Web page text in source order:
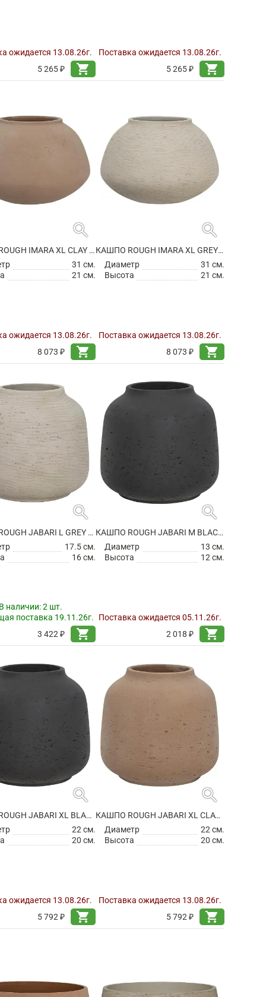
ожидается 13.08.26г.
5 265 ₽
shopping_cart
Поставка ожидается 13.08.26г.
5 265 ₽
shopping_cart
search
КАШПО ROUGH IMARA XL CLAY WASHED
31 см.
21 см.
ожидается 13.08.26г.
8 073 ₽
shopping_cart
search
КАШПО ROUGH IMARA XL GREY WASHED
Диаметр
31 см.
Высота
21 см.
Поставка ожидается 13.08.26г.
8 073 ₽
shopping_cart
search
КАШПО ROUGH JABARI L GREY WASHED
17.5 см.
16 см.
наличии:2 шт.
поставка 19.11.26г.
3 422 ₽
shopping_cart
search
КАШПО ROUGH JABARI M BLACK WASHED
Диаметр
13 см.
Высота
12 см.
Поставка ожидается 05.11.26г.
2 018 ₽
shopping_cart
search
КАШПО ROUGH JABARI XL BLACK WASHED
22 см.
20 см.
ожидается 13.08.26г.
5 792 ₽
shopping_cart
search
КАШПО ROUGH JABARI XL CLAY WASHED
Диаметр
22 см.
Высота
20 см.
Поставка ожидается 13.08.26г.
5 792 ₽
shopping_cart